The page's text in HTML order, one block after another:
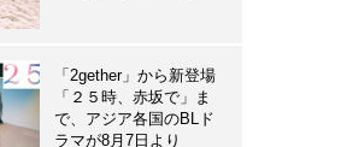
「2gether」から新登場
「２５時、赤坂で」ま
で、アジア各国のBLド
ラマが8月7日より